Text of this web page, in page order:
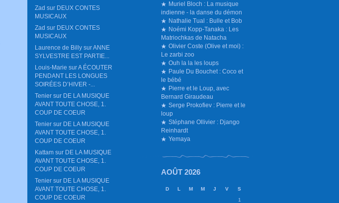
Muriel Bloch : La musique
indienne - la danse du démon
Nathalie Tual : Bulle et Bob
Noémi Kopp-Tanaka : Les
Matriochkas de Natacha
Olivier Coste (Olive et moi) :
Le zarbi zoo
Ouh la la les loups
Paule Du Bouchet : Coco et
le bébé
Pierre et le Loup, avec
Bernard Giraudeau
Serge Prokofiev : Pierre et le
loup
Stéphane Ollivier : Django
Reinhardt
Yemaya
AOÛT 2026
D L M M J V
S
1
Zad sur DEUX CONTES
MUSICAUX
Zad sur DEUX CONTES
MUSICAUX
Laurence de Billy surANNE
SYLVESTRE EST PARTIE...
Louis-Marie surA ÉCOUTER
PENDANT LES LONGUES
SOIRÉES D’HIVER -...
Tenier sur DE LA MUSIQUE
AVANT TOUTE CHOSE, 1.
COUP DE COEUR
Tenier sur DE LA MUSIQUE
AVANT TOUTE CHOSE, 1.
COUP DE COEUR
Kattam sur DE LA MUSIQUE
AVANT TOUTE CHOSE, 1.
COUP DE COEUR
Tenier sur DE LA MUSIQUE
AVANT TOUTE CHOSE, 1.
COUP DE COEUR